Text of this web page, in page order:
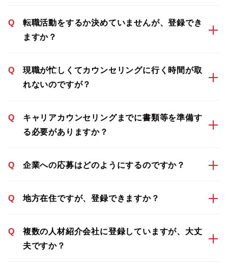
Q
転職活動をするか決めていませんが、登録でき
ますか？
Q
現職が忙しくてカウンセリングに行く時間が取
れないのですが？
Q
キャリアカウンセリングまでに書類等を準備す
る必要がありますか？
Q 企業への応募はどのようにするのですか？
Q 地方在住ですが、登録できますか？
Q
複数の人材紹介会社に登録していますが、大丈
夫ですか？